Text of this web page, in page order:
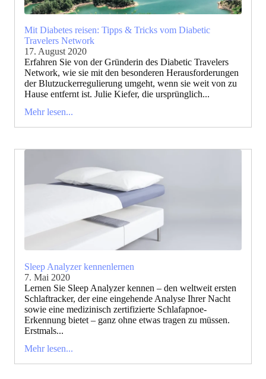
Mit Diabetes reisen: Tipps & Tricks vom Diabetic
Travelers Network
17. August 2020
Erfahren Sie von der Gründerin des Diabetic Travelers
Network, wie sie mit den besonderen Herausforderungen
der Blutzuckerregulierung umgeht, wenn sie weit von zu
Hause entfernt ist. Julie Kiefer, die ursprünglich...
Mehr lesen...
Sleep Analyzer kennenlernen
7. Mai 2020
Lernen Sie Sleep Analyzer kennen – den weltweit ersten
Schlaftracker, der eine eingehende Analyse Ihrer Nacht
sowie eine medizinisch zertifizierte Schlafapnoe-
Erkennung bietet – ganz ohne etwas tragen zu müssen.
Erstmals...
Mehr lesen...